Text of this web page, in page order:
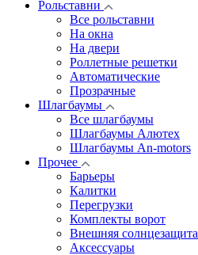
Рольставни
Все рольставни
На окна
На двери
Роллетные решетки
Автоматические
Прозрачные
Шлагбаумы
Все шлагбаумы
Шлагбаумы Алютех
Шлагбаумы An-motors
Прочее
Барьеры
Калитки
Перегрузки
Комплекты ворот
Внешняя солнцезащита
Аксессуары